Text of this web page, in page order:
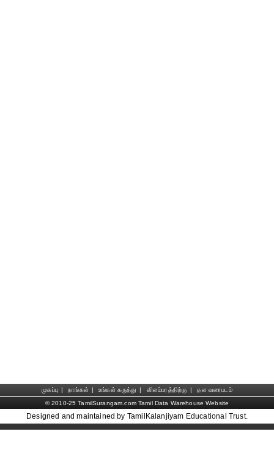
முகப்பு | நாங்கள் | உங்கள் கருத்து | விளம்பரத்திற்கு |
தள வரைபடம்
© 2010-25 TamilSurangam.com Tamil Data Warehouse Website
Designed and maintained by TamilKalanjiyam Educational Trust.